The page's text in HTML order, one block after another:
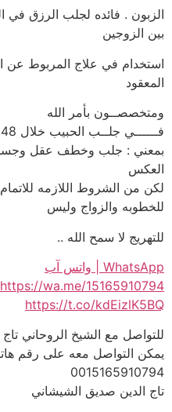
الزبون . فائده لجلب الرزق في
بين الزوجين
استخدام في علاج المربوط عن
المعقود
ومتخصصــون بأمر الله
فــــــي جلــب الحبيب خلال 48 ساعه
بمعني : جلب وخطف عقل وجسد
العكس
لكن من الشروط اللازمه
للخطوبه والزواج وليس
للتهريج لا سمح الله ..
WhatsApp | واتس آب
https://wa.me/15165910794
https://t.co/kdEizlK5BQ
للتواصل مع الشيخ الروحاني
يمكن التواصل معه على رقم
0015165910794
تاج الدين صديق الشيشاني